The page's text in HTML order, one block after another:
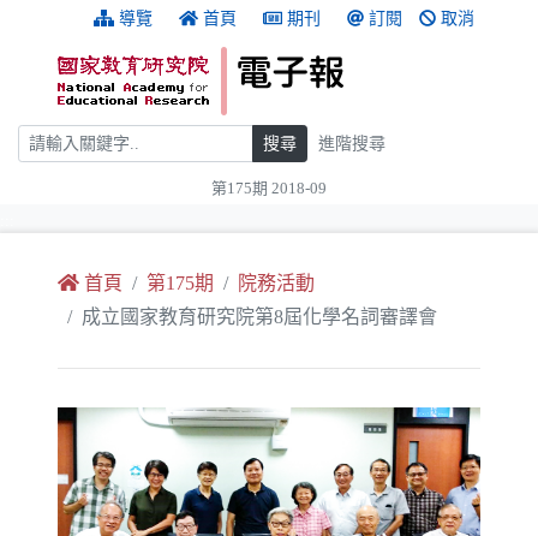
跳到主要內容 導覽 首頁 期刊 訂閱 取消
搜尋 搜尋 進階搜尋
第175期 2018-09
首頁 第175期
院務活動
成立國家教育研究院第8屆化學名詞審譯會